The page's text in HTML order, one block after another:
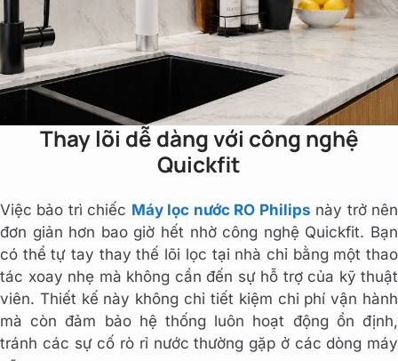
Thay lõi dễ dàng với công nghệ
Quickfit
Việc bảo trì chiếc Máy lọc nước RO Philips này trở nên
đơn giản hơn bao giờ hết nhờ công nghệ Quickfit. Bạn
có thể tự tay thay thế lõi lọc tại nhà chỉ bằng một thao
tác xoay nhẹ mà không cần đến sự hỗ trợ của kỹ thuật
viên. Thiết kế này không chỉ tiết kiệm chi phí vận hành
mà còn đảm bảo hệ thống luôn hoạt động ổn định,
tránh các sự cố rò rỉ nước thường gặp ở các dòng máy